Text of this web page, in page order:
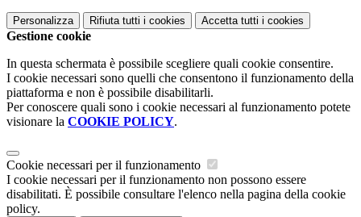
Personalizza Rifiuta tutti i cookies Accetta tutti i cookies
Gestione cookie
In questa schermata è possibile scegliere quali cookie consentire.
I cookie necessari sono quelli che consentono il funzionamento della
piattaforma e non è possibile disabilitarli.
Per conoscere quali sono i cookie necessari al funzionamento potete
visionare la COOKIE POLICY.
Cookie necessari per il funzionamento
I cookie necessari per il funzionamento non possono essere
disabilitati. È possibile consultare l'elenco nella pagina della cookie
policy.